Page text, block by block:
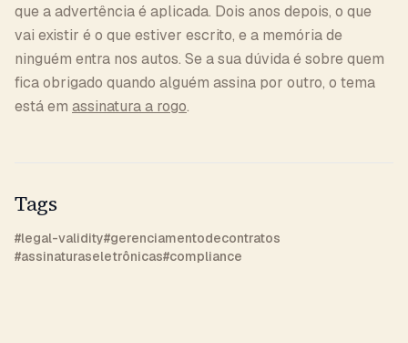
que a advertência é aplicada. Dois anos depois, o que
vai existir é o que estiver escrito, e a memória de
ninguém entra nos autos. Se a sua dúvida é sobre quem
fica obrigado quando alguém assina por outro, o tema
está em assinatura a rogo.
Tags
#legal-validity#gerenciamentodecontratos
#assinaturaseletrônicas#compliance